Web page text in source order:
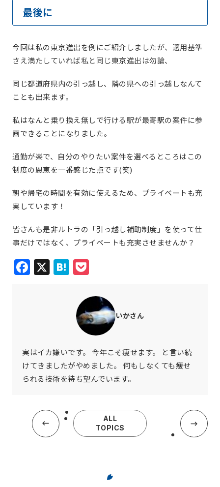
最後に
今回は私の東京進出を例にご紹介しましたが、適用基準
さえ満たしていれば私と同じ東京進出は勿論、
同じ都道府県内の引っ越し、隣の県への引っ越しなんて
ことも出来ます。
私はなんと乗り換え無しで行ける駅が最寄駅の案件に参
画できることになりました。
通勤が楽で、自分のやりたい案件を選べるところはこの
制度の恩恵を一番感じた点です(笑)
朝や帰宅の時間を有効に使えるため、プライベートも充
実しています！
皆さんも是非ルトラの「引っ越し補助制度」を使って仕
事だけではなく、プライベートも充実させませんか？
Facebook
X Hatena
いかさん
実はイカ嫌いです。 今年こそ痩せます。 と言い続
けてきましたがやめました。 何もしなくても痩せ
られる技術を待ち望んでいます。
ALL
TOPICS